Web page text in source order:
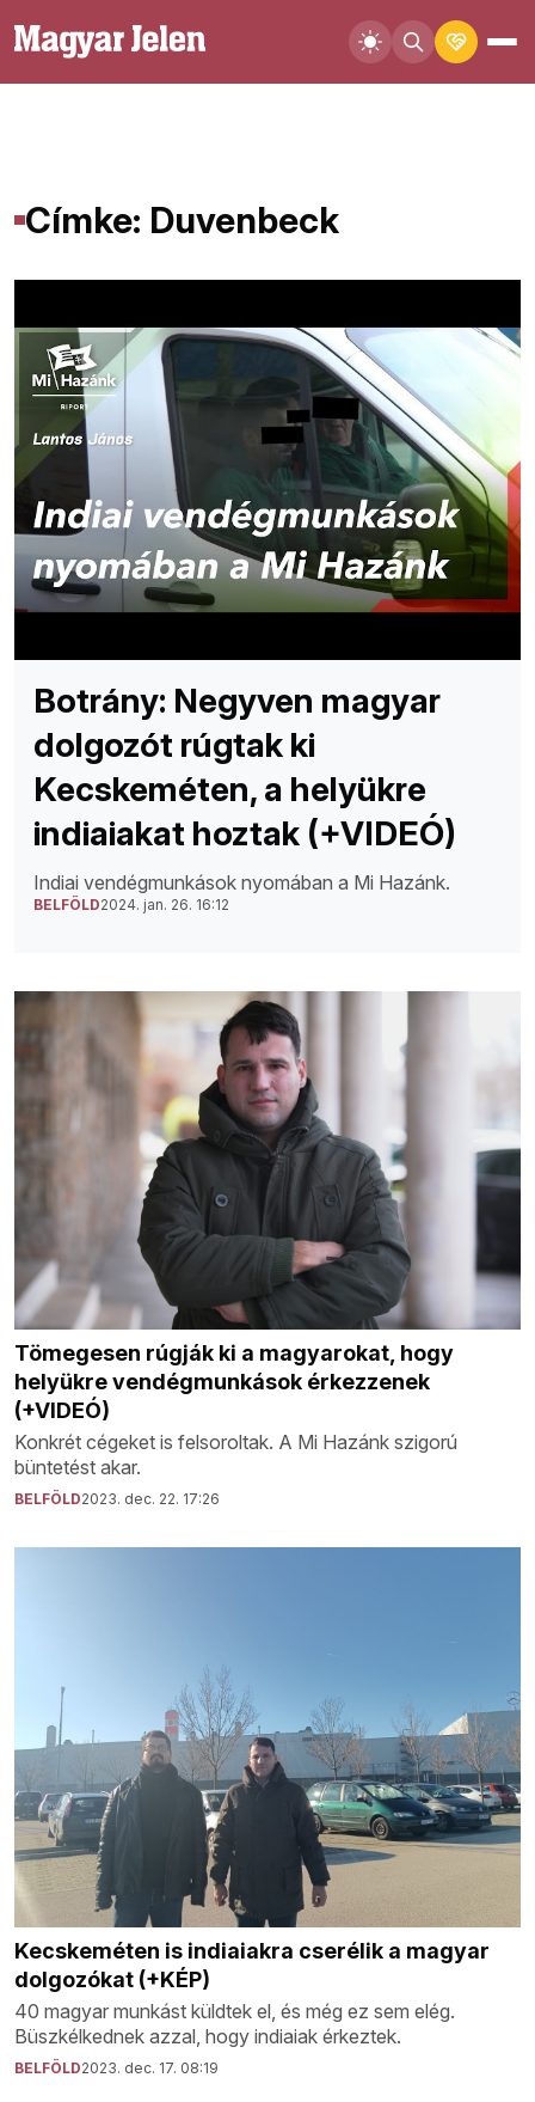
Címke: Duvenbeck
Botrány: Negyven magyar
dolgozót rúgtak ki
Kecskeméten, a helyükre
indiaiakat hoztak (+VIDEÓ)
Indiai vendégmunkások nyomában a Mi Hazánk.
BELFÖLD2024. jan. 26. 16:12
Tömegesen rúgják ki a magyarokat, hogy
helyükre vendégmunkások érkezzenek
(+VIDEÓ)
Konkrét cégeket is felsoroltak. A Mi Hazánk szigorú
büntetést akar.
BELFÖLD2023. dec. 22. 17:26
Kecskeméten is indiaiakra cserélik a magyar
dolgozókat (+KÉP)
40 magyar munkást küldtek el, és még ez sem elég.
Büszkélkednek azzal, hogy indiaiak érkeztek.
BELFÖLD2023. dec. 17. 08:19